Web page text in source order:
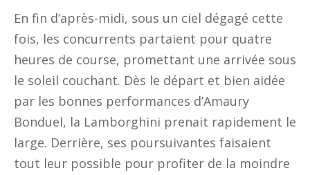
En fin d’après-midi, sous un ciel dégagé cette
fois, les concurrents partaient pour quatre
heures de course, promettant une arrivée sous
le soleil couchant. Dès le départ et bien aidée
par les bonnes performances d’Amaury
Bonduel, la Lamborghini prenait rapidement le
large. Derrière, ses poursuivantes faisaient
tout leur possible pour profiter de la moindre